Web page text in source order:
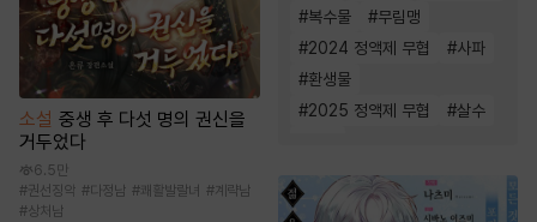
소설 중생 후 다섯 명의 권신을
거두었다
6.5만
#권선징악 #다정남 #쾌활발랄녀 # 계략남
#상처남
#복수물 #무림맹
#2024 정액제 무협 #사파
#환생물
#2025 정액제 무협 #살수